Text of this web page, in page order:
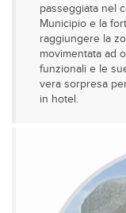
passeggiata nel
Municipio e la
raggiungere la
movimentata ad
funzionali e le
vera sorpresa
in hotel.